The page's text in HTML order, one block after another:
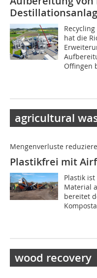
hat die
Offingen
agricultural
Mengenverluste
Plastikfrei mit
Plastik
Material
bereitet
wood recovery